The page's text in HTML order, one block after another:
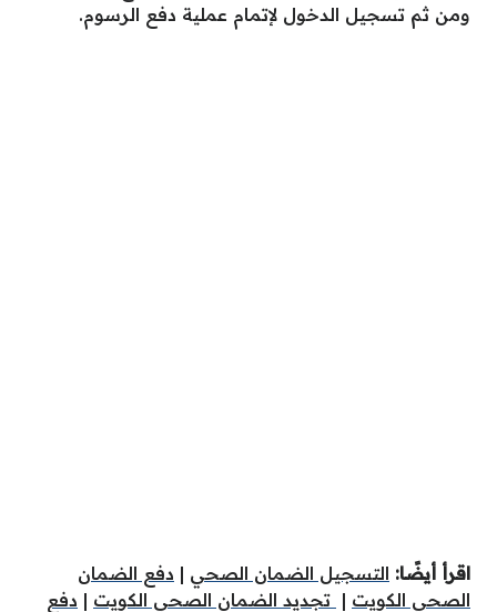
ومن ثم تسجيل الدخول لإتمام عملية دفع الرسوم.
اقرأ أيضًا: التسجيل الضمان الصحي | دفع الضمان
الصحي الكويت | تجديد الضمان الصحي الكويت | دفع